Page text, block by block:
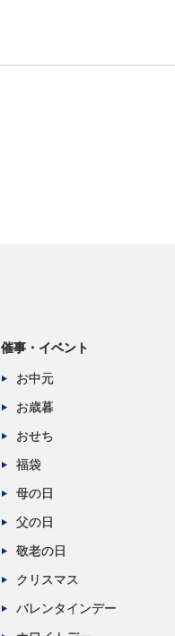
催事・イベント
お中元
お歳暮
おせち
福袋
母の日
父の日
敬老の日
クリスマス
バレンタインデー